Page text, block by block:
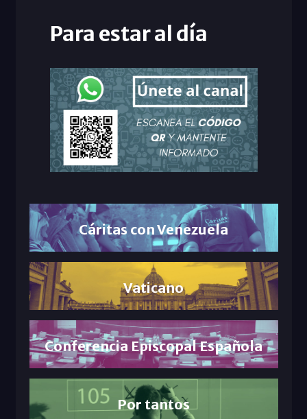
Para estar al día
Cáritas con Venezuela
Vaticano
Conferencia Episcopal Española
Por tantos